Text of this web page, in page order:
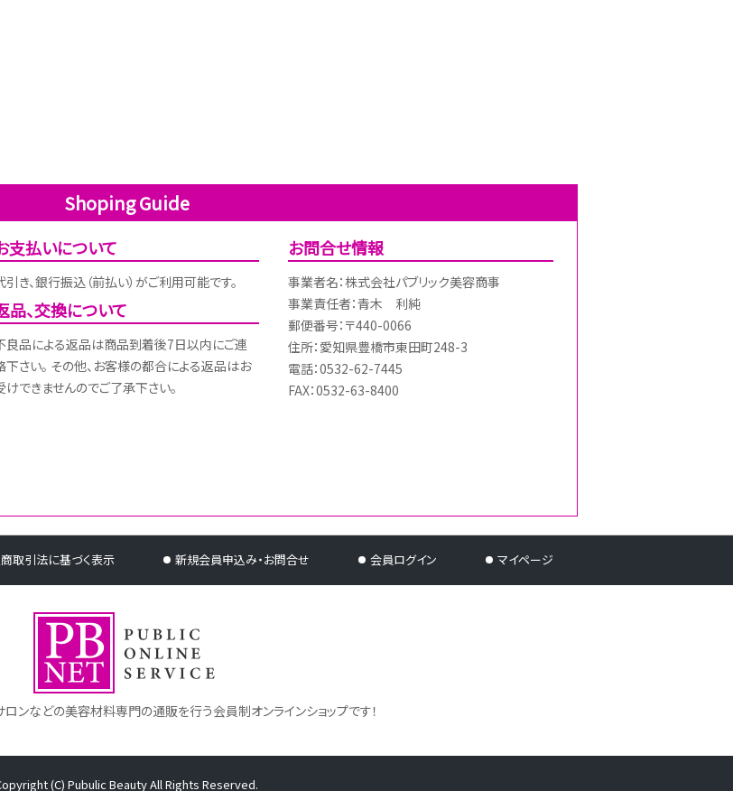
Shoping Guide
支払いについて
引き、銀行振込（前払い）がご利用可能です。
品、交換について
良品による返品は商品到着後7日以内にご連
下さい。 その他、お客様の都合による返品はお
けできませんのでご了承下さい。
お問合せ情報
事業者名：株式会社パブリック美容商事
事業責任者：青木 利純
郵便番号：〒440-0066
住所：愛知県豊橋市東田町248-3
電話：0532-62-7445
FAX：0532-63-8400
取引法に基づく表示 新規会員申込み・お問合せ 会員ログイン マイページ
ロンなどの美容材料専門の通販を行う会員制オンラインショップです！
(C) Pubulic Beauty All Rights Reserved.